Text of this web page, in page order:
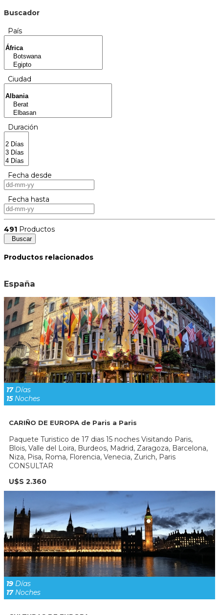
Buscador
País
Ciudad
Duración
Fecha desde
Fecha hasta
491 Productos
Buscar
Productos relacionados
España
17Días
15Noches
CARIÑO DE EUROPA de Paris a Paris
Paquete Turistico de 17 dias 15 noches Visitando Paris,
Blois, Valle del Loira, Burdeos, Madrid, Zaragoza, Barcelona,
Niza, Pisa, Roma, Florencia, Venecia, Zurich, Paris
CONSULTAR
U$S 2.360
19 Días
17Noches